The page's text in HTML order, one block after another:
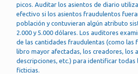
picos. Auditar los asientos de diario
efectivo si los asientos fraudulentos
población y contuvieran algún atributo
2.000 y 5.000 dólares. Los auditores
de las cantidades fraudulentas (como las
libro mayor afectadas, los creadores, los
descripciones, etc.) para identificar todas
ficticias.